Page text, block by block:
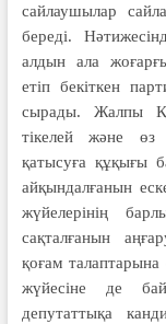
сайлаушылар
береді.
алдын ала
етіп бекіткен
сыра­ды. Жалпы
тікелей және өз
қатысуға құқығы
айқын­дал­ғанын
жүйелерінің
сақталғанын
қоғам талап­тарына
жүйесіне де
депутаттықа